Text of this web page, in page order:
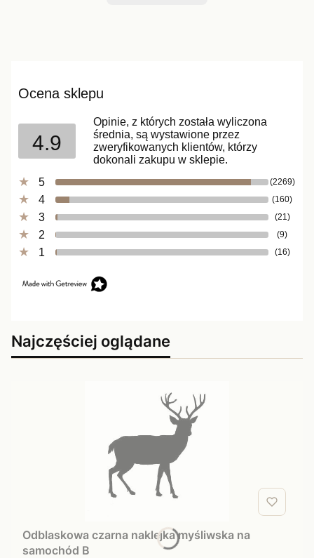
Ocena sklepu
4.9
Opinie, z których została wyliczona
średnia, są wystawione przez
zweryfikowanych klientów, którzy
dokonali zakupu w sklepie.
5
(2269)
4 (160)
3 (21)
2 (9)
1 (16)
Najczęściej oglądane
Odblaskowa czarna naklejka myśliwska na
samochód B